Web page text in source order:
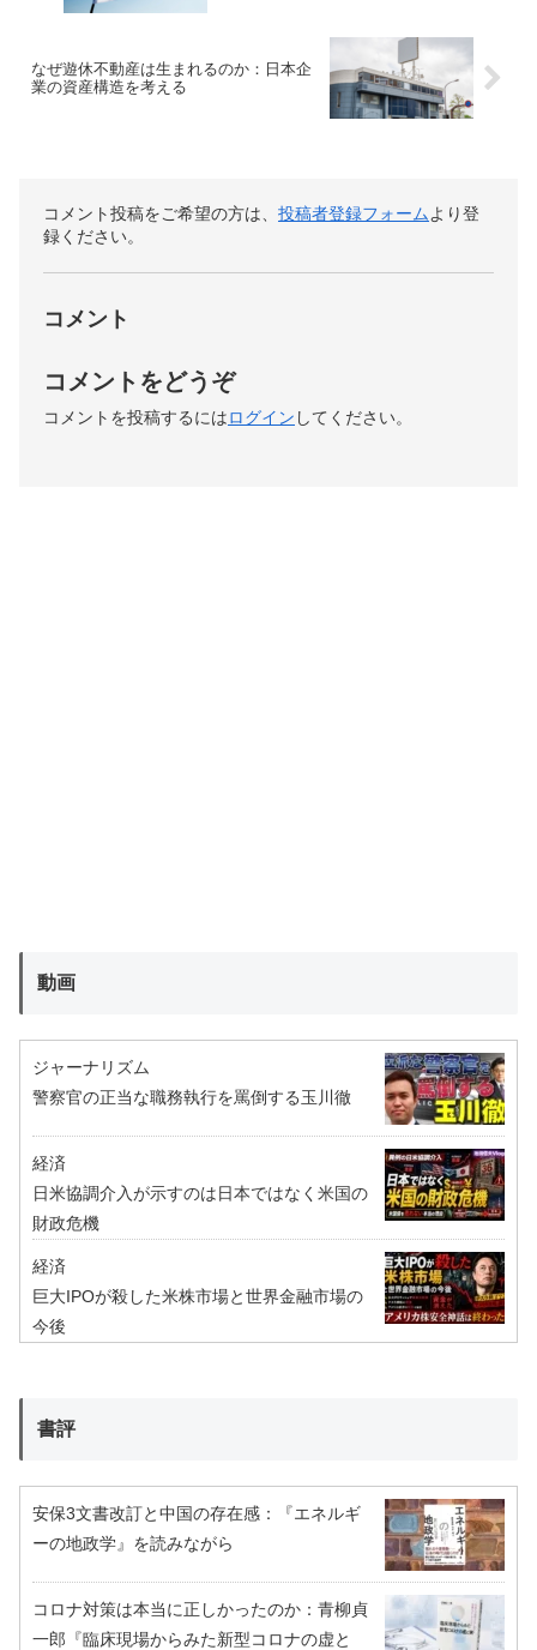
なぜ遊休不動産は生まれるのか：日本企
業の資産構造を考える
コメント投稿をご希望の方は、 投稿者登録フォーム より登
録ください。
コメント
コメントをどうぞ
コメントを投稿するにはログイン してください。
動画
ジャーナリズム
警察官の正当な職務執行を罵倒する玉川徹
経済
日米協調介入が示すのは日本ではなく米国の
財政危機
経済
巨大IPOが殺した米株市場と世界金融市場の
今後
書評
安保3文書改訂と中国の存在感：『エネルギ
ーの地政学』を読みながら
コロナ対策は本当に正しかったのか：青柳貞
一郎『臨床現場からみた新型コロナの虚と